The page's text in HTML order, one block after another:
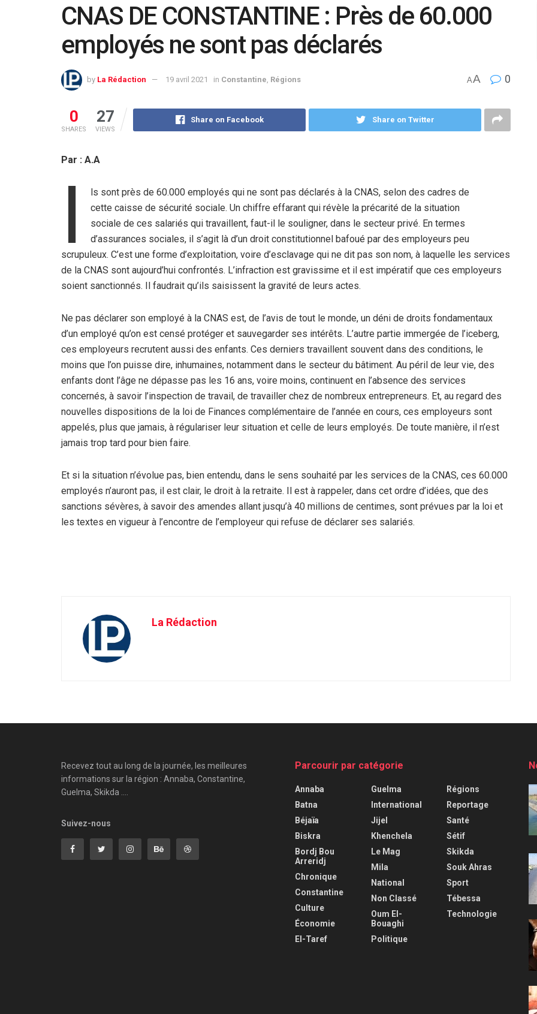
CNAS DE CONSTANTINE : Près de 60.000
employés ne sont pas déclarés
by La Rédaction 19 avril 2021 in Constantine Régions AA 0
0
SHARES
27
VIEWS
Share on Facebook Share on Twitter
Par : A.A
I
ls sont près de 60.000 employés qui ne sont pas déclarés à la CNAS, selon des cadres de
cette caisse de sécurité sociale. Un chiffre effarant qui révèle la précarité de la situation
sociale de ces salariés qui travaillent, faut-il le souligner, dans le secteur privé. En termes
d’assurances sociales, il s’agit là d’un droit constitutionnel bafoué par des employeurs peu
scrupuleux. C’est une forme d’exploitation, voire d’esclavage qui ne dit pas son nom, à laquelle les services
de la CNAS sont aujourd’hui confrontés. L’infraction est gravissime et il est impératif que ces employeurs
soient sanctionnés. Il faudrait qu’ils saisissent la gravité de leurs actes.
Ne pas déclarer son employé à la CNAS est, de l’avis de tout le monde, un déni de droits fondamentaux
d’un employé qu’on est censé protéger et sauvegarder ses intérêts. L’autre partie immergée de l’iceberg,
ces employeurs recrutent aussi des enfants. Ces derniers travaillent souvent dans des conditions, le
moins que l’on puisse dire, inhumaines, notamment dans le secteur du bâtiment. Au péril de leur vie, des
enfants dont l’âge ne dépasse pas les 16 ans, voire moins, continuent en l’absence des services
concernés, à savoir l’inspection de travail, de travailler chez de nombreux entrepreneurs. Et, au regard des
nouvelles dispositions de la loi de Finances complémentaire de l’année en cours, ces employeurs sont
appelés, plus que jamais, à régulariser leur situation et celle de leurs employés. De toute manière, il n’est
jamais trop tard pour bien faire.
Et si la situation n’évolue pas, bien entendu, dans le sens souhaité par les services de la CNAS, ces 60.000
employés n’auront pas, il est clair, le droit à la retraite. Il est à rappeler, dans cet ordre d’idées, que des
sanctions sévères, à savoir des amendes allant jusqu’à 40 millions de centimes, sont prévues par la loi et
les textes en vigueur à l’encontre de l’employeur qui refuse de déclarer ses salariés.
La Rédaction
Recevez tout au long de la journée, les meilleures
informations sur la région : Annaba, Constantine,
Guelma, Skikda ....
Suivez-nous
Parcourir par catégorie
Annaba
Batna
Béjaïa
Biskra
Bordj Bou
Arreridj
Chronique
Constantine
Culture
Économie
El-Taref
Guelma
International
Jijel
Khenchela
Le Mag
Mila
National
Non Classé
Oum El-
Bouaghi
Politique
Régions
Reportage
Santé
Sétif
Skikda
Souk Ahras
Sport
Tébessa
Technologie